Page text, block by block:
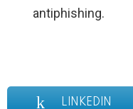
antiphishing.
LINKEDIN